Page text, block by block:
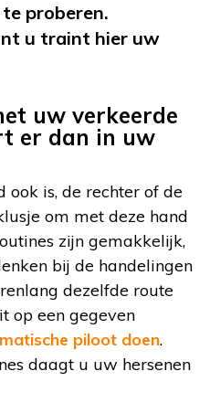
proberen.
u traint hier uw
uw verkeerde
er dan in uw
is, de rechter of de
om met deze hand
zijn gemakkelijk,
bij de handelingen
dezelfde route
op een gegeven
piloot doen.
daagt u uw hersenen